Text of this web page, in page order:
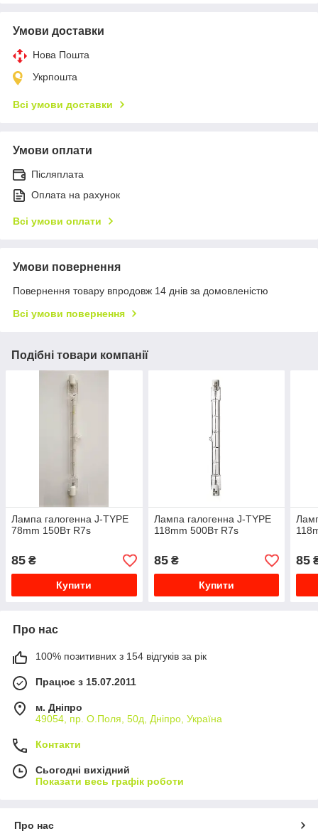
Умови доставки
Нова Пошта
Укрпошта
Всі умови доставки
Умови оплати
Післяплата
Оплата на рахунок
Всі умови оплати
Умови повернення
Повернення товару впродовж 14 днів за домовленістю
Всі умови повернення
Подібні товари компанії
Лампа галогенна J-TYPE
78mm 150Вт R7s
85 ₴
Купити
Лампа галогенна J-TYPE
118mm 500Вт R7s
85₴
Купити
85
Про нас
100% позитивних з 154 відгуків за рік
Працює з 15.07.2011
м. Дніпро
49054, пр. О.Поля, 50д, Дніпро, Україна
Контакти
Сьогодні вихідний
Показати весь графік роботи
Про нас